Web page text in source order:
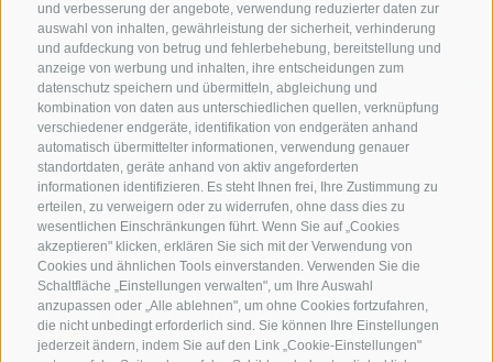
und verbesserung der angebote, verwendung reduzierter daten zur
auswahl von inhalten, gewährleistung der sicherheit, verhinderung
und aufdeckung von betrug und fehlerbehebung, bereitstellung und
anzeige von werbung und inhalten, ihre entscheidungen zum
datenschutz speichern und übermitteln, abgleichung und
kombination von daten aus unterschiedlichen quellen, verknüpfung
verschiedener endgeräte, identifikation von endgeräten anhand
automatisch übermittelter informationen, verwendung genauer
standortdaten, geräte anhand von aktiv angeforderten
informationen identifizieren. Es steht Ihnen frei, Ihre Zustimmung zu
erteilen, zu verweigern oder zu widerrufen, ohne dass dies zu
wesentlichen Einschränkungen führt. Wenn Sie auf „Cookies
akzeptieren" klicken, erklären Sie sich mit der Verwendung von
Cookies und ähnlichen Tools einverstanden. Verwenden Sie die
Schaltfläche „Einstellungen verwalten", um Ihre Auswahl
anzupassen oder „Alle ablehnen", um ohne Cookies fortzufahren,
die nicht unbedingt erforderlich sind. Sie können Ihre Einstellungen
jederzeit ändern, indem Sie auf den Link „Cookie-Einstellungen"